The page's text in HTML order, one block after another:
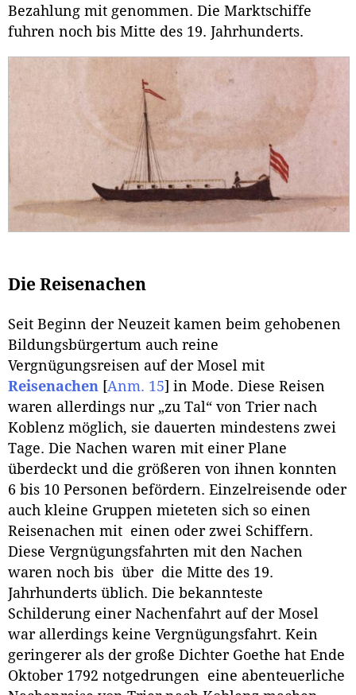
Bezahlung mit genommen. Die Marktschiffe
fuhren noch bis Mitte des 19. Jahrhunderts.
Die Reisenachen
Seit Beginn der Neuzeit kamen beim gehobenen
Bildungsbürgertum auch reine
Vergnügungsreisen auf der Mosel mit
Reisenachen [Anm. 15] in Mode. Diese Reisen
waren allerdings nur „zu Tal“ von Trier nach
Koblenz möglich, sie dauerten mindestens zwei
Tage. Die Nachen waren mit einer Plane
überdeckt und die größeren von ihnen konnten
6 bis 10 Personen befördern. Einzelreisende oder
auch kleine Gruppen mieteten sich so einen
Reisenachen mit einen oder zwei Schiffern.
Diese Vergnügungsfahrten mit den Nachen
waren noch bis über die Mitte des 19.
Jahrhunderts üblich. Die bekannteste
Schilderung einer Nachenfahrt auf der Mosel
war allerdings keine Vergnügungsfahrt. Kein
geringerer als der große Dichter Goethe hat Ende
Oktober 1792 notgedrungen eine abenteuerliche